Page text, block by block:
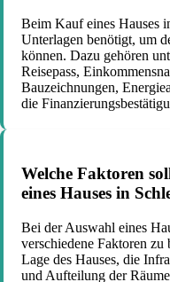
Beim Kauf eines Hauses
Unterlagen benötigt, um
können. Dazu gehören
Reisepass,
Bauzeichnungen,
die
Welche Faktoren
eines Hauses in
Bei der Auswahl eines
verschiedene Faktoren
Lage des Hauses, die
und Aufteilung der